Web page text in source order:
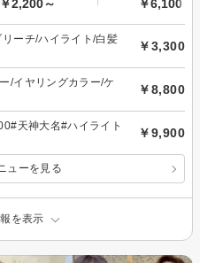
￥2,200～ ￥6,100～
ーチ/ハイライト/白髪
￥3,300
/イヤリングカラー/ケ
￥8,800
天神大名#ハイライト
￥9,900
ューを見る
を表示